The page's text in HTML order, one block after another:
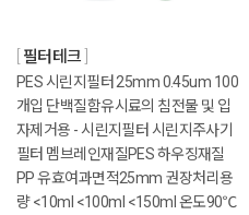
필터테크
PES 시린지필터 25mm 0.45um 100
개입 단백질함유시료의 침전물 및 입
자제거용 - 시린지필터 시린지주사기
필터 멤브레인재질PES 하우징재질
PP 유효여과면적25mm 권장처리용
량 <10ml <100ml <150ml 온도90℃